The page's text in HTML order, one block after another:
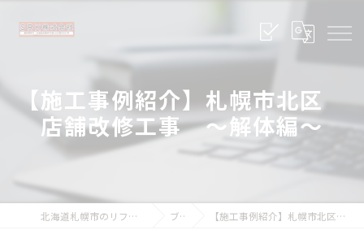
【施工事例紹介】札幌市北区
店舗改修工事 ～解体編～
北海道札幌市のリフォームならSRK株式会社 ブログ 【施工事例紹介】札幌市北区 店舗改修工事 ～解体編～